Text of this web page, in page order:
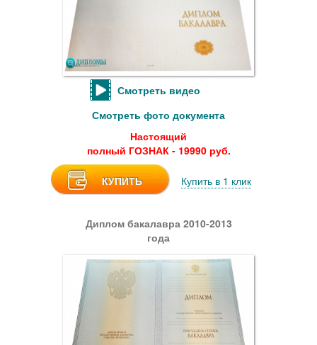
Смотреть видео
Смотреть фото документа
Настоящий
полный ГОЗНАК - 19990 руб.
КУПИТЬ Купить в 1 клик
Диплом бакалавра 2010-2013
года